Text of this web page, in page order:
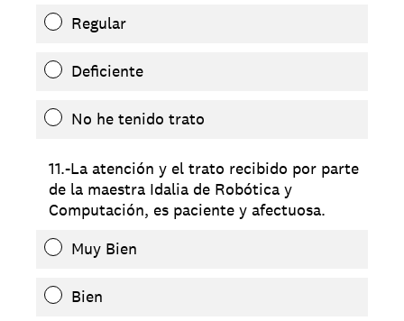
Regular
Deficiente
No he tenido trato
11.-La atención y el trato recibido por parte
de la maestra Idalia de Robótica y
Computación, es paciente y afectuosa.
Muy Bien
Bien